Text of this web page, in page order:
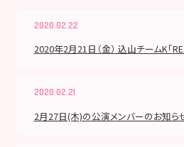
2020.02.22
2020年2月21日（金） 込山チームK「
2020.02.21
2月27日(木)の公演メンバーのお知ら